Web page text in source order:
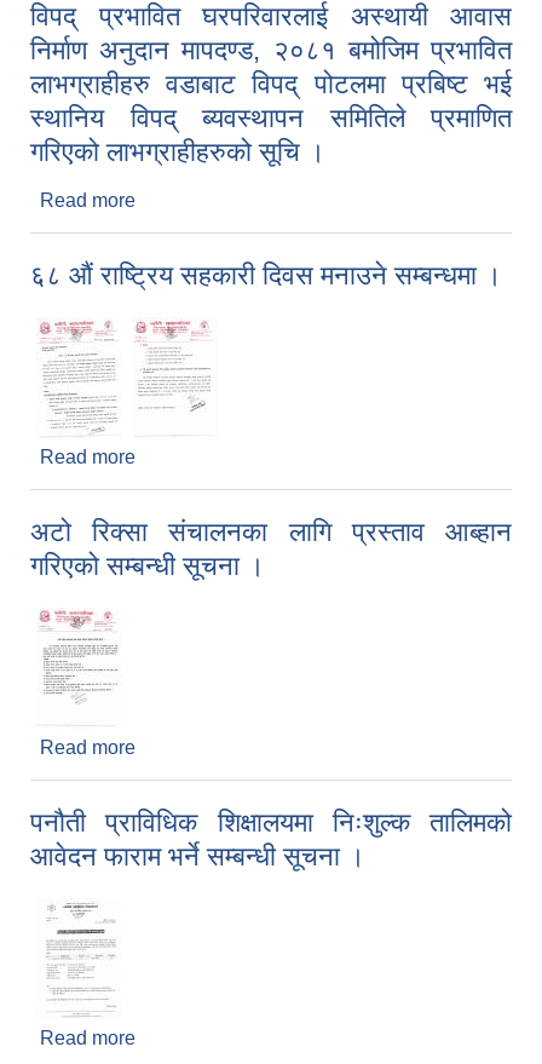
विपद् प्रभावित घरपरिवारलाई अस्थायी आवास
निर्माण अनुदान मापदण्ड, २०८१ बमोजिम प्रभावित
लाभग्राहीहरु वडाबाट विपद् पोटलमा प्रबिष्ट भई
स्थानिय विपद् ब्यवस्थापन समितिले प्रमाणित
गरिएको लाभग्राहीहरुको सूचि ।
Read more
समितिले प्रमाणित गरिएको लाभग्राहीहरुको सूचि ।
६८ औं राष्ट्रिय सहकारी दिवस मनाउने सम्बन्धमा ।
Read more
अटो रिक्सा संचालनका लागि प्रस्ताव आब्हान
गरिएको सम्बन्धी सूचना ।
Read more
पनौती प्राविधिक शिक्षालयमा निःशुल्क तालिमको
आवेदन फाराम भर्ने सम्बन्धी सूचना ।
Read more